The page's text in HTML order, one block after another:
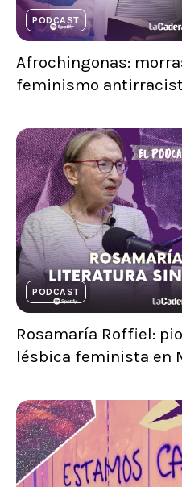
PODCAST
Afrochingonas:
feminismo
PODCAST
Rosamaría Roffiel:
lésbica feminista en